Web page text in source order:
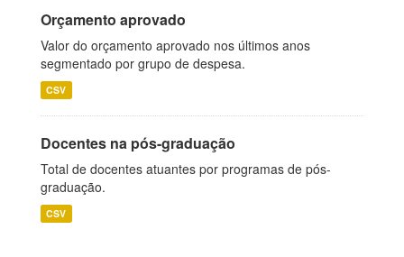
Orçamento aprovado
Valor do orçamento aprovado nos últimos anos
segmentado por grupo de despesa.
CSV
Docentes na pós-graduação
Total de docentes atuantes por programas de pós-
graduação.
CSV